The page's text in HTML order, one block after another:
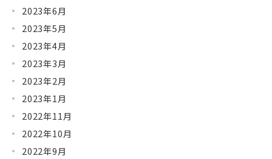
2023年6月
2023年5月
2023年4月
2023年3月
2023年2月
2023年1月
2022年11月
2022年10月
2022年9月